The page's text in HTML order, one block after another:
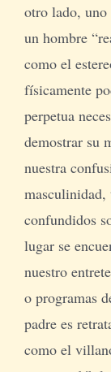
otro lado, uno
un hombre
como el
físicamente
perpetua
demostrar su
nuestra
masculinidad,
confundidos
lugar se
nuestro
o programas
padre es
como el